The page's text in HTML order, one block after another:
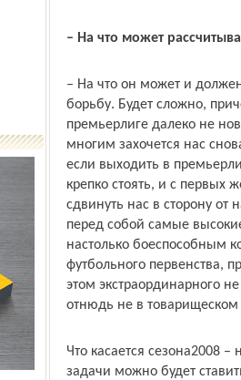
– На что может
– На что он может и
борьбу. Будет сложно,
премьер­лиге далеко не
многим захочется нас
если выходить в
крепко стоять, и с первых
сдвинуть нас в сторону
перед собой самые
настолько боеспособным
футбольного первенства,
этом экстраординарного
отнюдь не в товарищеском
Что касается сезона­2008
задачи можно будет